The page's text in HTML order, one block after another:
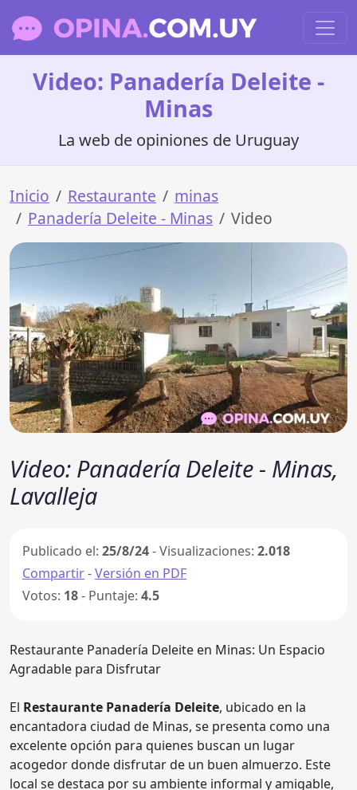
Video: Panadería Deleite -
Minas
La web de opiniones de Uruguay
Inicio Restaurante
minas
Panadería Deleite - Minas
Video
Video: Panadería Deleite - Minas,
Lavalleja
Publicado el: 25/8/24- Visualizaciones: 2.018
Compartir-Versión en PDF
Votos: 18- Puntaje: 4.5
Restaurante Panadería Deleite en Minas: Un Espacio
Agradable para Disfrutar
El Restaurante Panadería Deleite, ubicado en la
encantadora ciudad de Minas, se presenta como una
excelente opción para quienes buscan un lugar
acogedor donde disfrutar de un buen almuerzo. Este
local se destaca por su ambiente informal y amigable,